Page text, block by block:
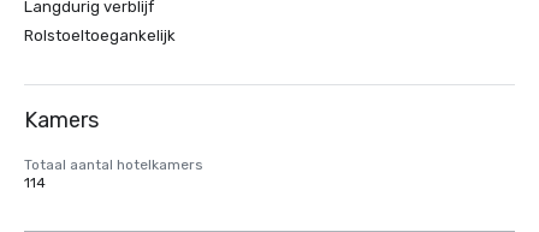
Langdurig verblijf
Rolstoeltoegankelijk
Kamers
Totaal aantal hotelkamers
114